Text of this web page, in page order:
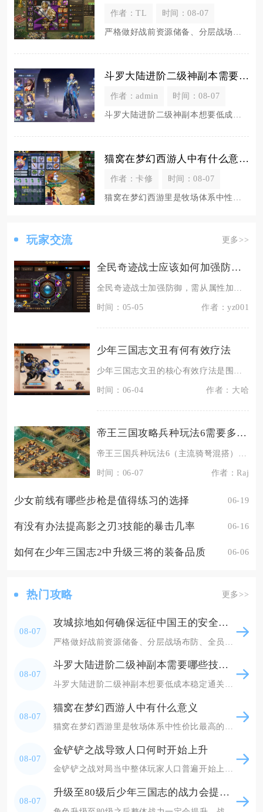
作者：TL 时间：08-07
严格做好战前资源储备、分层战场布防、全员分工制衡三线操作，既能全程守住本国国王主城安全不被
斗罗大陆进阶二级神副本需要哪些技巧和策略
作者：admin 时间：08-07
斗罗大陆进阶二级神副本想要低成本稳定通关，核心分为路线选择、体力规划、元素道具储备、战前属
猫窝在梦幻西游人中有什么意义
作者：卡修 时间：08-07
猫窝在梦幻西游里是牧场体系中性价比最高的哺乳类宝宝窝，是普通玩家稳定刷取牧场积分、维持牧场
玩家交流 更多>>
全民奇迹战士应该如何加强防御策略
全民奇迹战士加强防御，需从属性加点、装备搭配、技能配置、符文镶嵌、实战操作与养成细节全方位
时间：05-05 作者：yz001
少年三国志文丑有何有效疗法
少年三国志文丑的核心有效疗法是围绕“生存续航+减益破盾+阵容联动”构建，通过技能优先级培养
时间：06-04 作者：大哈
帝王三国攻略兵种玩法6需要多少资源投入
帝王三国兵种玩法6（主流骑弩混搭）成型总资源约需粮食1200万、铜钱800万、木材500万
时间：06-07 作者：Raj
少女前线有哪些步枪是值得练习的选择 06-19
有没有办法提高影之刃3技能的暴击几率 06-16
如何在少年三国志2中升级三将的装备品质 06-06
热门攻略 更多>>
08-07
攻城掠地如何确保远征中国王的安全与胜利
08-07
斗罗大陆进阶二级神副本需要哪些技巧和策略
08-07
猫窝在梦幻西游人中有什么意义
08-07
金铲铲之战导致人口何时开始上升
金铲铲之战对局当中整体玩家人口普遍开始上升的节点为2‑1回合，从这个回合起大部分对局玩家会
08-07
升级至80级后少年三国志的战力会提升吗